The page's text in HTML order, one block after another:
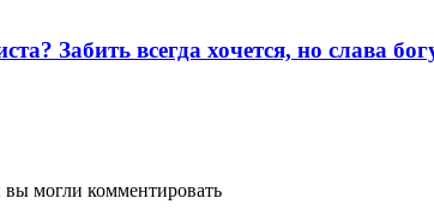
Забить всегда хочется, но слава
вы могли комментировать